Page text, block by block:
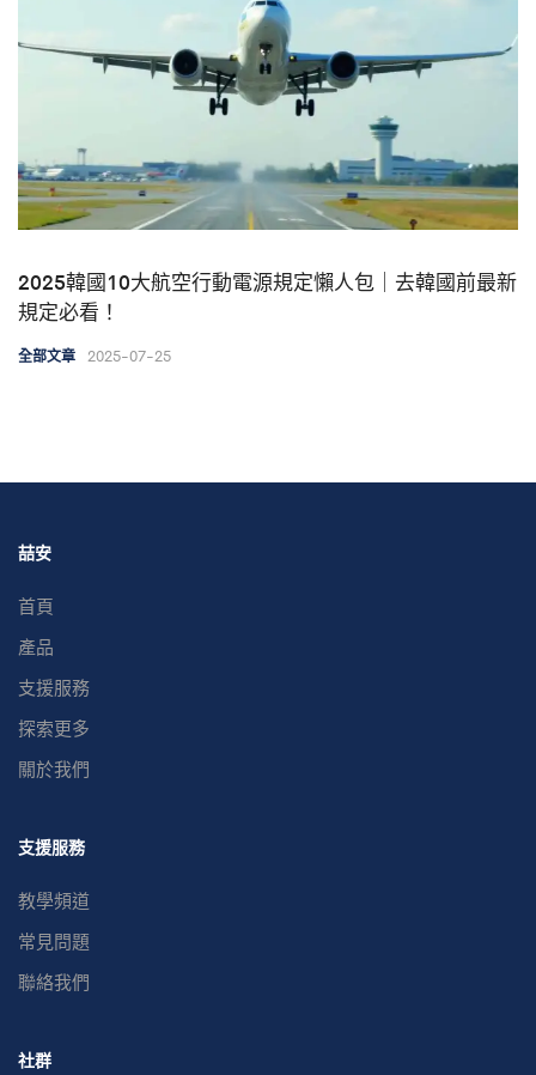
2025韓國10大航空行動電源規定懶人包｜去韓國前最新
規定必看！
全部文章 2025-07-25
喆安
首頁
產品
支援服務
探索更多
關於我們
支援服務
教學頻道
常見問題
聯絡我們
社群